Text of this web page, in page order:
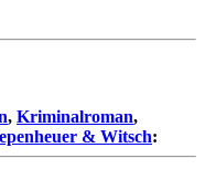
, Kriminalroman,
& Witsch: